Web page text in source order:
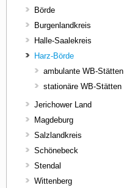
Börde
Burgenlandkreis
Halle-Saalekreis
Harz-Börde
ambulante WB-Stätten
stationäre WB-Stätten
Jerichower Land
Magdeburg
Salzlandkreis
Schönebeck
Stendal
Wittenberg